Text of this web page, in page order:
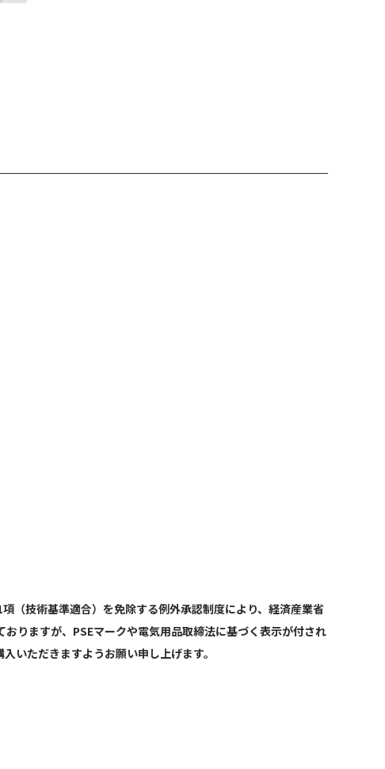
（技術基準適合）を免除する例外承認制度により、経済産業省
りますが、PSEマークや電気用品取締法に基づく表示が付され
いただきますようお願い申し上げます。